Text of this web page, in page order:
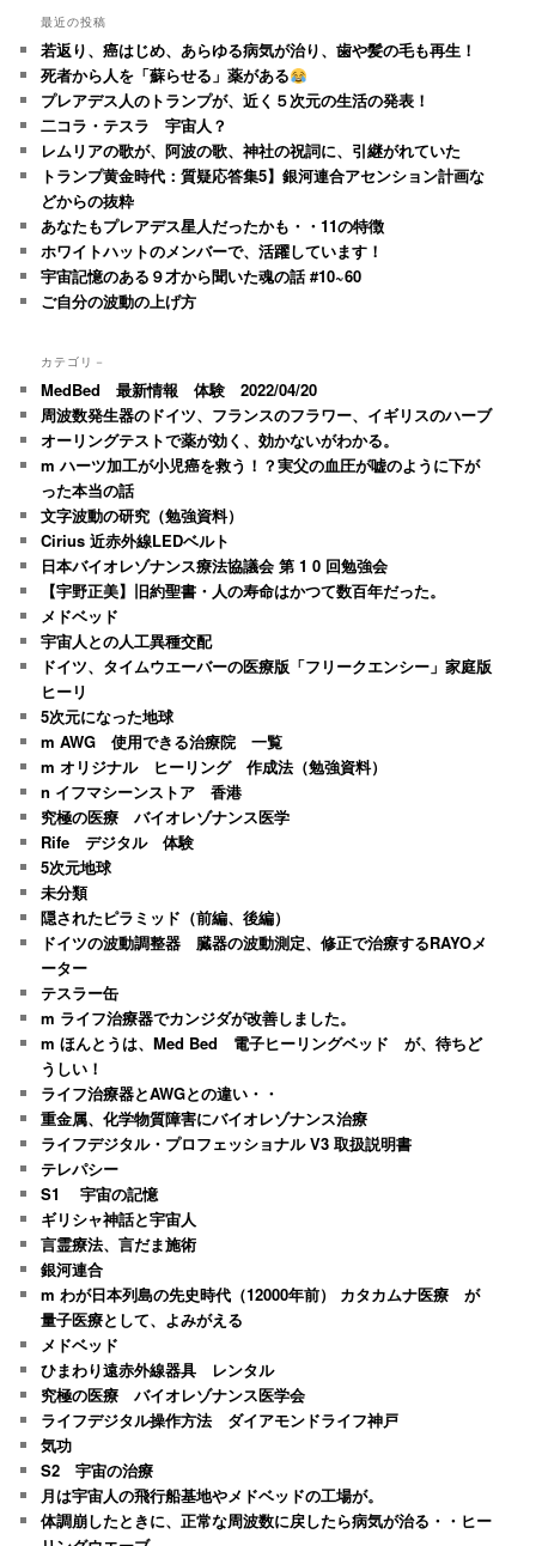
最近の投稿
若返り、癌はじめ、あらゆる病気が治り、歯や髪の毛も再生！
死者から人を「蘇らせる」薬がある
プレアデス人のトランプが、近く５次元の生活の発表！
二コラ・テスラ 宇宙人？
レムリアの歌が、阿波の歌、神社の祝詞に、引継がれていた
トランプ黄金時代：質疑応答集5】銀河連合アセンション計画な
どからの抜粋
あなたもプレアデス星人だったかも・・11の特徴
ホワイトハットのメンバーで、活躍しています！
宇宙記憶のある９才から聞いた魂の話 #10~60
ご自分の波動の上げ方
カテゴリ－
MedBed 最新情報 体験 2022/04/20
周波数発生器のドイツ、フランスのフラワー、イギリスのハーブ
オーリングテストで薬が効く、効かないがわかる。
m ハーツ加工が小児癌を救う！？実父の血圧が嘘のように下が
った本当の話
文字波動の研究（勉強資料）
Cirius 近赤外線LEDベルト
日本バイオレゾナンス療法協議会 第 1 0 回勉強会
【宇野正美】旧約聖書・人の寿命はかつて数百年だった。
メドベッド
宇宙人との人工異種交配
ドイツ、タイムウエーバーの医療版「フリークエンシー」家庭版
ヒーリ
5次元になった地球
m AWG 使用できる治療院 一覧
m オリジナル ヒーリング 作成法（勉強資料）
n イフマシーンストア 香港
究極の医療 バイオレゾナンス医学
Rife デジタル 体験
5次元地球
未分類
隠されたピラミッド（前編、後編）
ドイツの波動調整器 臓器の波動測定、修正で治療するRAYOメ
ーター
テスラー缶
m ライフ治療器でカンジダが改善しました。
m ほんとうは、Med Bed 電子ヒーリングベッド が、待ちど
うしい！
ライフ治療器とAWGとの違い・・
重金属、化学物質障害にバイオレゾナンス治療
ライフデジタル・プロフェッショナル V3 取扱説明書
テレパシー
S1 宇宙の記憶
ギリシャ神話と宇宙人
言霊療法、言だま施術
銀河連合
m わが日本列島の先史時代（12000年前） カタカムナ医療 が
量子医療として、よみがえる
メドベッド
ひまわり遠赤外線器具 レンタル
究極の医療 バイオレゾナンス医学会
ライフデジタル操作方法 ダイアモンドライフ神戸
気功
S2 宇宙の治療
月は宇宙人の飛行船基地やメドベッドの工場が。
体調崩したときに、正常な周波数に戻したら病気が治る・・ヒー